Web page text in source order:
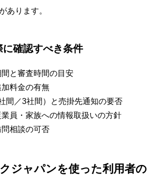
あります。
確認すべき条件
と審査時間の目安
料金の有無
間／3社間）と売掛先通知の要否
員・家族への情報取扱いの方針
相談の可否
ジャパンを使った利用者の